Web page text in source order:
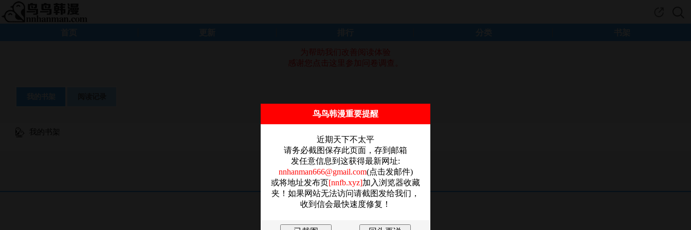
为帮助我们改善阅读体验
感谢您点击这里参加问卷调查。
我的书架
没有记录!
友链：ThePornDude
鸟鸟韩漫重要提醒
近期天下不太平
请务必截图保存此页面，存到邮箱
发任意信息到这获得最新网址:
nnhanman666@gmail.com(点击发邮件)
或将地址发布页[nnfb.xyz]加入浏览器收藏
夹！如果网站无法访问请截图发给我们，
收到信会最快速度修复！